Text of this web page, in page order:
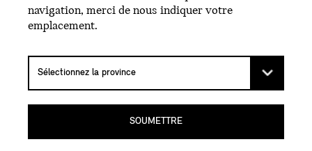
SOMMETS DES
MONTAGNES.
LE VUS MINI COUNTRYMAN ALL4.
navigation, merci de nous indiquer votre
emplacement.
SOUMETTRE